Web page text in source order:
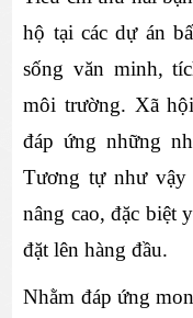
hộ tại các dự án
sống văn minh,
môi trường. Xã
đáp ứng những
Tương tự như vậy
nâng cao, đặc biệt
đặt lên hàng đầu.
Nhằm đáp ứng